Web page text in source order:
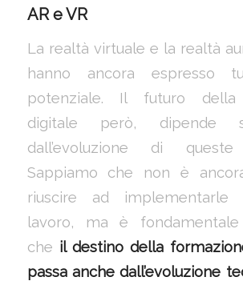
AR e VR
La realtà virtuale e la realtà
hanno ancora espresso
potenziale. Il futuro della
digitale però, dipende
dall’evoluzione di queste
Sappiamo che non è
riuscire ad implementarle
lavoro, ma è fondamentale
che il destino della
passa anche dall’evoluzione